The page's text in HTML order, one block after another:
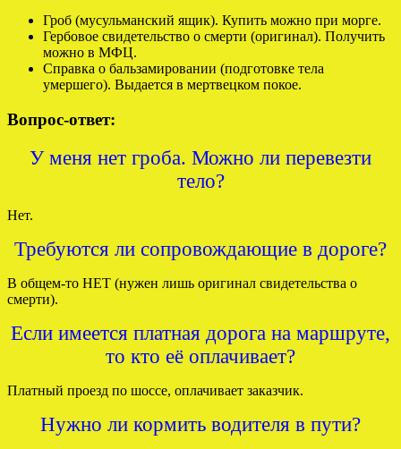
Гроб (мусульманский ящик). Купить можно при морге.
Гербовое свидетельство о смерти (оригинал). Получить
можно в МФЦ.
Справка о бальзамировании (подготовке тела
умершего). Выдается в мертвецком покое.
Вопрос-ответ:
У меня нет гроба. Можно ли перевезти
тело?
Нет.
Требуются ли сопровождающие в дороге?
В общем-то НЕТ (нужен лишь оригинал свидетельства о
смерти).
Если имеется платная дорога на маршруте,
то кто её оплачивает?
Платный проезд по шоссе, оплачивает заказчик.
Нужно ли кормить водителя в пути?